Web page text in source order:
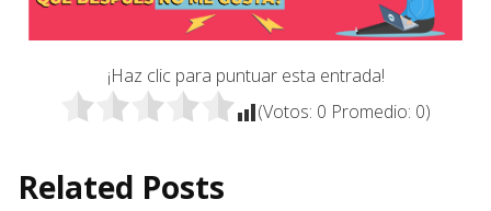
¡Haz clic para puntuar esta entrada!
(Votos: 0 Promedio: 0)
Related Posts